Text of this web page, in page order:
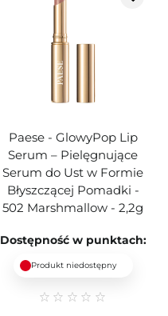
Paese - GlowyPop Lip
Serum – Pielęgnujące
Serum do Ust w Formie
Błyszczącej Pomadki -
502 Marshmallow - 2,2g
Dostępność w punktach:
Produkt niedostępny